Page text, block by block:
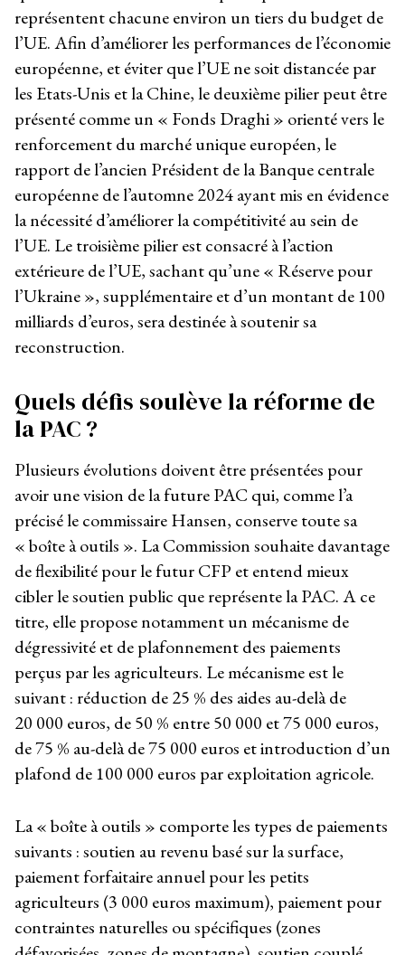
représentent chacune environ un tiers du budget de
l’UE. Afin d’améliorer les performances de l’économie
européenne, et éviter que l’UE ne soit distancée par
les Etats-Unis et la Chine, le deuxième pilier peut être
présenté comme un « Fonds Draghi » orienté vers le
renforcement du marché unique européen, le
rapport de l’ancien Président de la Banque centrale
européenne de l’automne 2024 ayant mis en évidence
la nécessité d’améliorer la compétitivité au sein de
l’UE. Le troisième pilier est consacré à l’action
extérieure de l’UE, sachant qu’une « Réserve pour
l’Ukraine », supplémentaire et d’un montant de 100
milliards d’euros, sera destinée à soutenir sa
reconstruction.
Quels défis soulève la réforme de
la PAC ?
Plusieurs évolutions doivent être présentées pour
avoir une vision de la future PAC qui, comme l’a
précisé le commissaire Hansen, conserve toute sa
« boîte à outils ». La Commission souhaite davantage
de flexibilité pour le futur CFP et entend mieux
cibler le soutien public que représente la PAC. A ce
titre, elle propose notamment un mécanisme de
dégressivité et de plafonnement des paiements
perçus par les agriculteurs. Le mécanisme est le
suivant : réduction de 25 % des aides au-delà de
20 000 euros, de 50 % entre 50 000 et 75 000 euros,
de 75 % au-delà de 75 000 euros et introduction d’un
plafond de 100 000 euros par exploitation agricole.
La « boîte à outils » comporte les types de paiements
suivants : soutien au revenu basé sur la surface,
paiement forfaitaire annuel pour les petits
agriculteurs (3 000 euros maximum), paiement pour
contraintes naturelles ou spécifiques (zones